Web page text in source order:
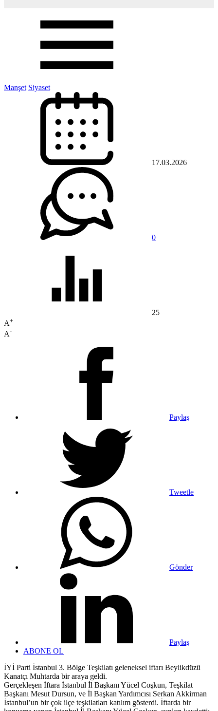
Manşet Siyaset
17.03.2026
0
25
A+
A-
Paylaş
Tweetle
Gönder
Paylaş
ABONE OL
İYİ Parti İstanbul 3. Bölge Teşkilatı geleneksel iftarı Beylikdüzü
Kanatçı Muhtarda bir araya geldi.
Gerçekleşen İftara İstanbul İl Başkanı Yücel Coşkun, Teşkilat
Başkanı Mesut Dursun, ve İl Başkan Yardımcısı Serkan Akkirman
İstanbul’un bir çok ilçe teşkilatları katılım gösterdi. İftarda bir